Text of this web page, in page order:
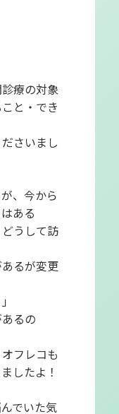
療の対象
と・でき
さいまし
、今から
ある
うして訪
るが変更
るの
フレコも
したよ！
でいた気